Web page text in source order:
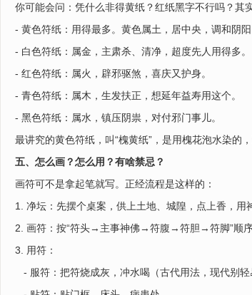
你可能会问：凭什么非得黄纸？红纸黑字不行吗？其
- 黄色符纸：用得最多。黄色属土，居中央，调和阴阳
- 白色符纸：属金，主肃杀、清净，超度先人用得多。
- 红色符纸：属火，辟邪驱煞，喜庆又护身。
- 青色符纸：属木，生发扶正，想延年益寿用这个。
- 黑色符纸：属水，镇压阴祟，对付邪门事儿。
最讲究的黄色符纸，叫“槐黄纸”，是用槐花泡水染的
五、怎么画？怎么用？有啥禁忌？
画符可不是拿起笔就写。正经流程是这样的：
1. 净坛：先摆个桌案，供上土地、城隍，点上香，用
2. 画符：按“符头→主事神佛→符腹→符胆→符脚”顺序
3. 用符：
- 服符：把符烧成灰，冲水喝（古代用法，现代别轻